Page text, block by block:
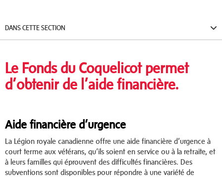
DANS CETTE SECTION
Le Fonds du Coquelicot permet
d’obtenir de l’aide financière.
Aide financière d’urgence
La Légion royale canadienne offre une aide financière d’urgence à
court terme aux vétérans, qu’ils soient en service ou à la retraite, et
à leurs familles qui éprouvent des difficultés financières. Des
subventions sont disponibles pour répondre à une variété de